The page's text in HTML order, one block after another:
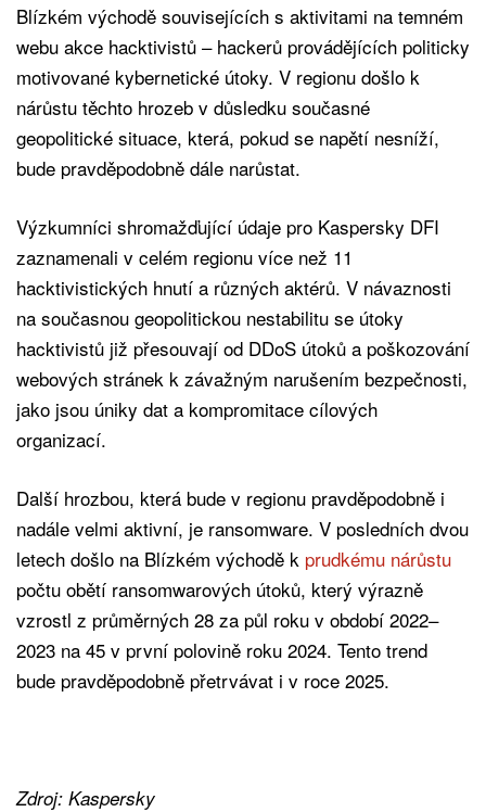
Blízkém východě souvisejících s aktivitami na temném
webu akce hacktivistů – hackerů provádějících politicky
motivované kybernetické útoky. V regionu došlo k
nárůstu těchto hrozeb v důsledku současné
geopolitické situace, která, pokud se napětí nesníží,
bude pravděpodobně dále narůstat.
Výzkumníci shromažďující údaje pro Kaspersky DFI
zaznamenali v celém regionu více než 11
hacktivistických hnutí a různých aktérů. V návaznosti
na současnou geopolitickou nestabilitu se útoky
hacktivistů již přesouvají od DDoS útoků a poškozování
webových stránek k závažným narušením bezpečnosti,
jako jsou úniky dat a kompromitace cílových
organizací.
Další hrozbou, která bude v regionu pravděpodobně i
nadále velmi aktivní, je ransomware. V posledních dvou
letech došlo na Blízkém východě k prudkému nárůstu
počtu obětí ransomwarových útoků, který výrazně
vzrostl z průměrných 28 za půl roku v období 2022–
2023 na 45 v první polovině roku 2024. Tento trend
bude pravděpodobně přetrvávat i v roce 2025.
Zdroj: Kaspersky